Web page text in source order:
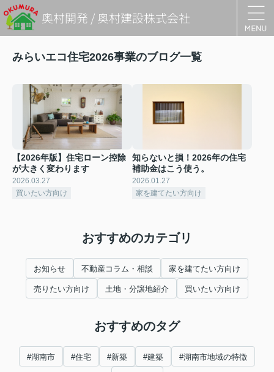
奥村開発 / 奥村建設株式会社
みらいエコ住宅2026事業のブログ一覧
【2026年版】住宅ローン控除
が大きく変わります
2026.03.27
買いたい方向け
知らないと損！2026年の住宅
補助金はこう使う。
2026.01.27
家を建てたい方向け
おすすめのカテゴリ
お知らせ 不動産コラム・相談 家を建てたい方向け
売りたい方向け 土地・分譲地紹介 買いたい方向け
おすすめのタグ
#湖南市 #住宅 #新築 #建築 #湖南市地域の特徴